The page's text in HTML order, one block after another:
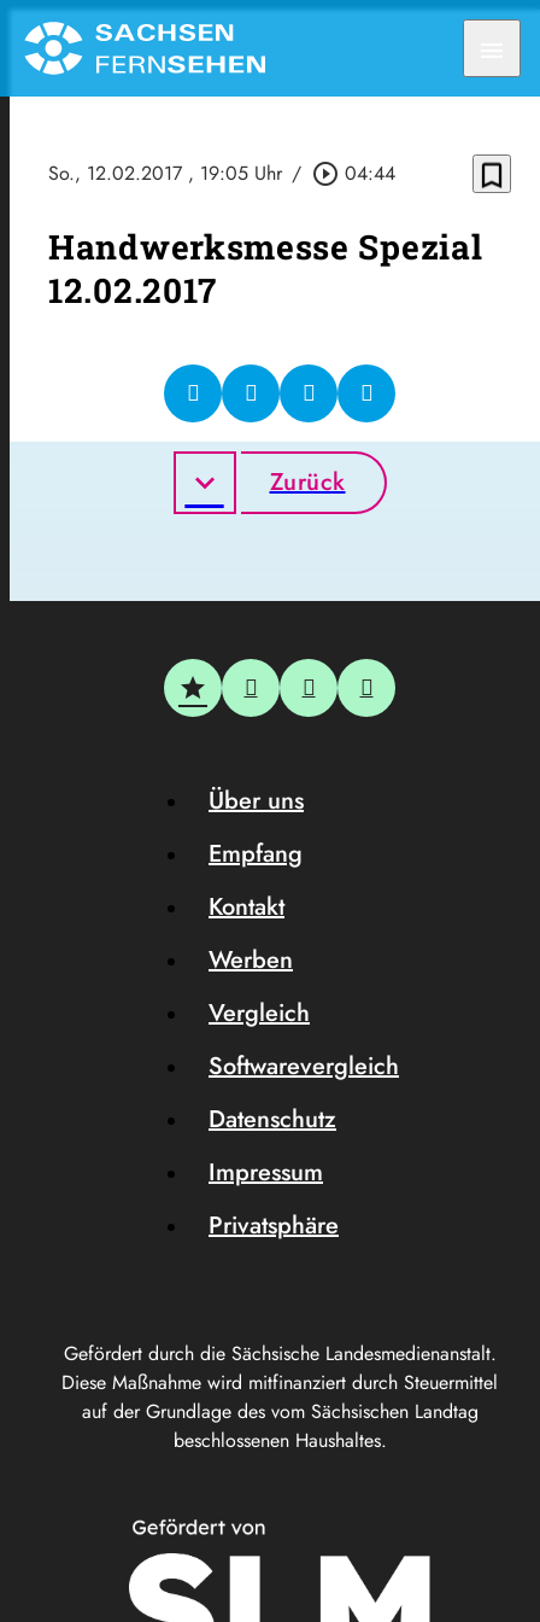
So., 12.02.2017 , 19:05 Uhr / play_circle_outline 04:44 bookmark_border
Handwerksmesse Spezial
12.02.2017
Zurück
Gefördert durch die Sächsische Landesmedienanstalt.
Diese Maßnahme wird mitfinanziert durch Steuermittel
auf der Grundlage des vom Sächsischen Landtag
beschlossenen Haushaltes.
Über uns
Empfang
Kontakt
Werben
Vergleich
Softwarevergleich
Datenschutz
Impressum
Privatsphäre